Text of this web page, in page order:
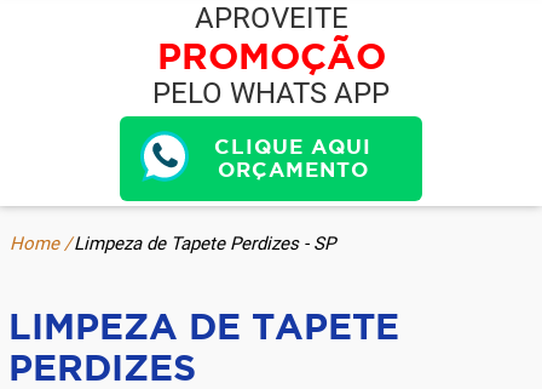
APROVEITE
PROMOÇÃO
PELO WHATS APP
CLIQUE AQUI
ORÇAMENTO
Home /Limpeza de Tapete Perdizes - SP
LIMPEZA DE TAPETE
PERDIZES